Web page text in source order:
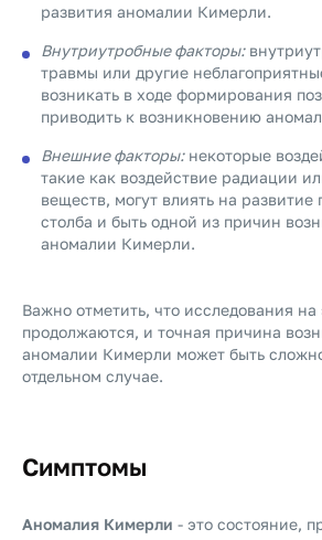
развития аномалии Кимерли.
Внутриутробные факторы:
травмы или другие
возникать в ходе формирования
приводить к возникновению
Внешние факторы:некоторые
такие как воздействие радиации
веществ, могут влиять на развитие
столба и быть одной из причин
аномалии Кимерли.
Важно отметить, что исследования
продолжаются, и точная причина
аномалии Кимерли может быть
отдельном случае.
Симптомы
Аномалия Кимерли - это состояние,